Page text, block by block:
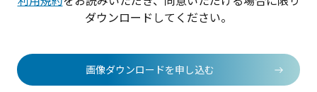
ダウンロードしてください。
画像ダウンロードを申し込む